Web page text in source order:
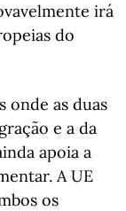
irá
do
onde as duas
e a da
apoia a
A UE
os